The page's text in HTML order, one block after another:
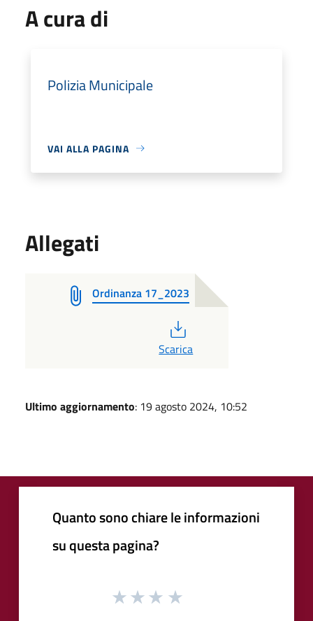
A cura di
Polizia Municipale
VAI ALLA PAGINA
Allegati
Ordinanza 17_2023
Scarica
Ultimo aggiornamento: 19 agosto 2024, 10:52
Quanto sono chiare le informazioni
su questa pagina?